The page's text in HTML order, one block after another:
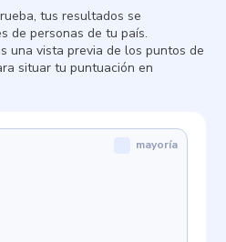
tus resultados se
de personas de tu país.
una vista previa de los puntos de
situar tu puntuación en
mayoría